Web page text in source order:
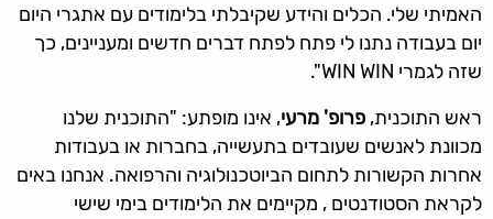
האמיתי שלי. הכלים והידע שקיבלתי בלימודים עם אתגרי היום
יום בעבודה נתנו לי פתח לפתח דברים חדשים ומעניינים, כך
שזה לגמרי WIN WIN".
ראש התוכנית, פרופ' מרעי, אינו מופתע: "התוכנית שלנו
מכוונת לאנשים שעובדים בתעשייה, בחברות או בעבודות
אחרות הקשורות לתחום הביוטכנולוגיה והרפואה. אנחנו באים
לקראת הסטודנטים , מקיימים את הלימודים בימי שישי